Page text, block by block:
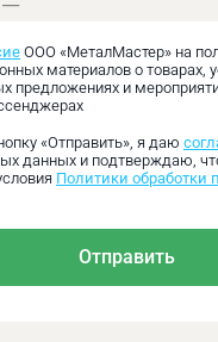
ООО «МеталМастер» на
материалов о товарах,
предложениях и
«Отправить», я даю
данных и подтверждаю,
Политики обработки
Отправить